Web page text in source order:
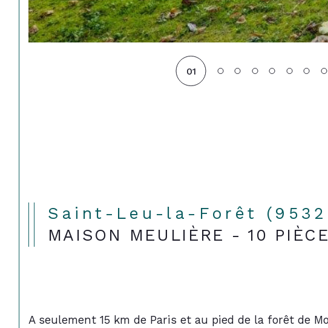
01
Saint-Leu-la-Forêt
MAISON MEULIÈRE - 10
A seulement 15 km de Paris et au pied de la forêt de